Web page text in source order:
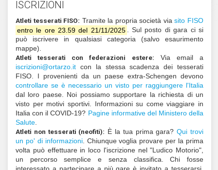
Categorie: Bianco: 1,5km + 20m
Giallo: 2,3km + 20m
Rosso: 3,3km + 60m
Nero: 4,7km + 120m
Premiazioni: Oltre alla premiazione della gara
anche la premiazione finale del Tour Trevigiano
ISCRIZIONI
Atleti tesserati FISO: Tramite la propria società via
entro le ore 23.59 del 21/11/2025. Sul posto di
può iscrivere in qualsiasi categoria (salvo